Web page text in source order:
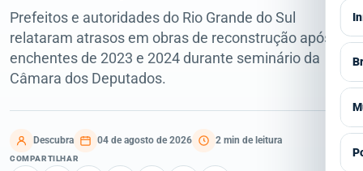
Prefeitos e autoridades do Rio Grande do Sul
relataram atrasos em obras de reconstrução após as
enchentes de 2023 e 2024 durante seminário da
Câmara dos Deputados.
Descubra 04 de agosto de 2026 2 min de leitura
COMPARTILHAR